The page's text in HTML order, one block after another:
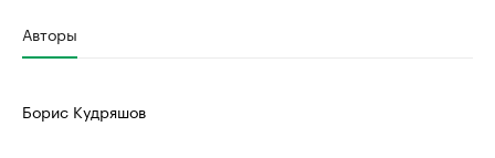
Авторы
Борис Кудряшов